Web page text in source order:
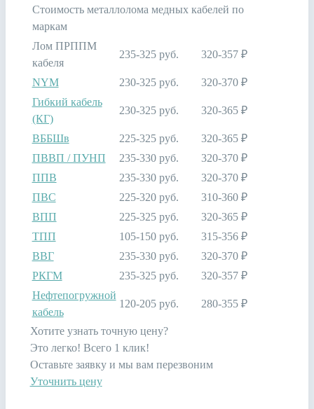
Стоимость металлолома медных кабелей по
маркам
Лом ПРППМ
кабеля
235-325 руб. 320-357 ₽
NYM 230-325 руб.
320-370 ₽
Гибкий кабель
(КГ)
230-325 руб. 320-365 ₽
ВББШв 225-325 руб.
320-365 ₽
ПВВП / ПУНП
235-330 руб.
320-370 ₽
ППВ
235-330 руб.
320-370 ₽
ПВС
225-320 руб.
310-360 ₽
ВПП
225-325 руб.
320-365 ₽
ТПП
105-150 руб.
315-356 ₽
ВВГ
235-330 руб.
320-370 ₽
РКГМ
235-325 руб.
320-357 ₽
Нефтепогружной
кабель
120-205 руб. 280-355 ₽
Хотите узнать точную цену?
Это легко! Всего 1 клик!
Оставьте заявку и мы вам перезвоним
Уточнить цену